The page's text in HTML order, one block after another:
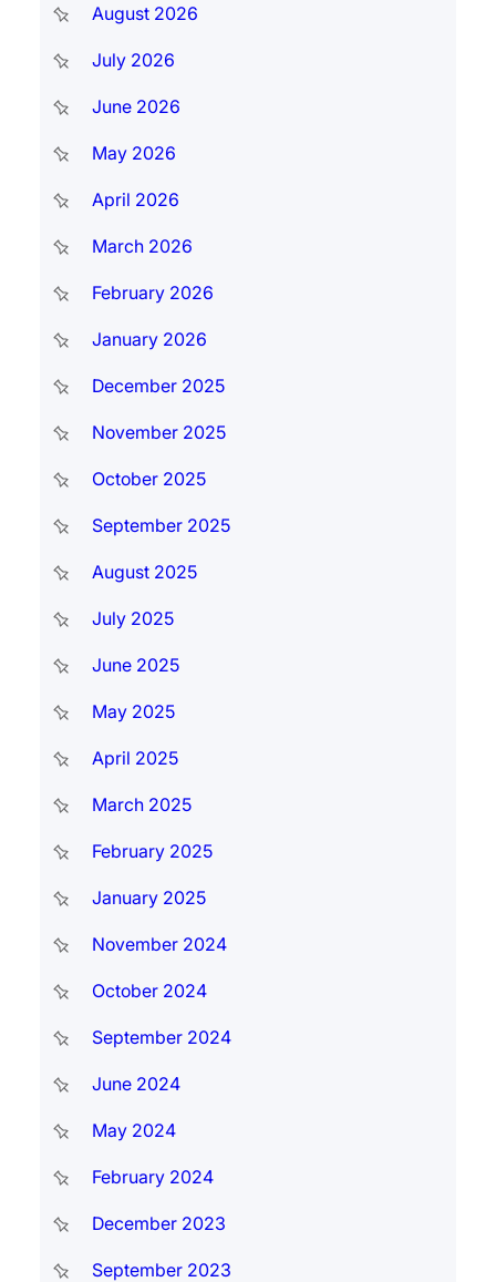
August 2026
July 2026
June 2026
May 2026
April 2026
March 2026
February 2026
January 2026
December 2025
November 2025
October 2025
September 2025
August 2025
July 2025
June 2025
May 2025
April 2025
March 2025
February 2025
January 2025
November 2024
October 2024
September 2024
June 2024
May 2024
February 2024
December 2023
September 2023